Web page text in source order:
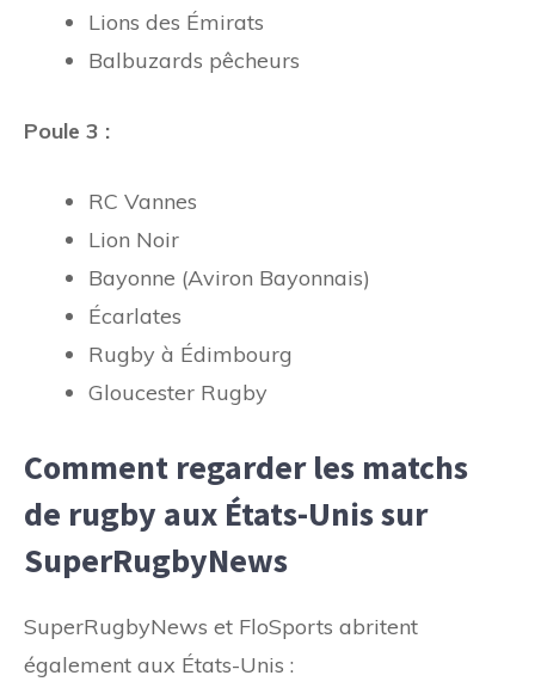
Lions des Émirats
Balbuzards pêcheurs
Poule 3 :
RC Vannes
Lion Noir
Bayonne (Aviron Bayonnais)
Écarlates
Rugby à Édimbourg
Gloucester Rugby
Comment regarder les matchs
de rugby aux États-Unis sur
SuperRugbyNews
SuperRugbyNews et FloSports abritent
également aux États-Unis :